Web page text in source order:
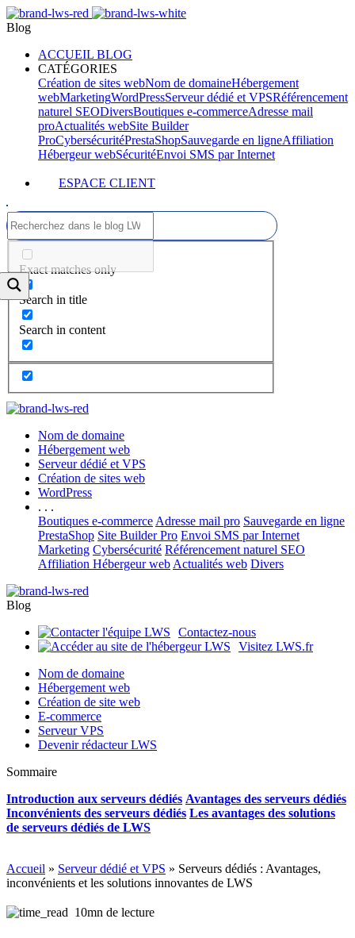
Blog
ACCUEIL BLOG
CATÉGORIES
Création de sites webNom de domaineHébergement
webMarketingWordPressServeur dédié et VPSRéférencement
naturel SEODiversBoutiques e-commerceAdresse mail
proActualités webSite Builder
ProCybersécuritéPrestaShopSauvegarde en ligneAffiliation
Hébergeur webSécuritéEnvoi SMS par Internet
ESPACE CLIENT
Exact matches only
Search in title
Search in content
Nom de domaine
Hébergement web
Serveur dédié et VPS
Création de sites web
WordPress
. . .
Boutiques e-commerce Adresse mail pro Sauvegarde en ligne
PrestaShop Site Builder Pro Envoi SMS par Internet
Marketing Cybersécurité Référencement naturel SEO
Affiliation Hébergeur web Actualités web Divers
Blog
Contactez-nous
Visitez LWS.fr
Nom de domaine
Hébergement web
Création de site web
E-commerce
Serveur VPS
Devenir rédacteur LWS
Sommaire
Introduction aux serveurs dédiés Avantages des serveurs dédiés
Inconvénients des serveurs dédiés Les avantages des solutions
de serveurs dédiés de LWS
Accueil » Serveur dédié et VPS » Serveurs dédiés : Avantages,
inconvénients et les solutions innovantes de LWS
10mn de lecture